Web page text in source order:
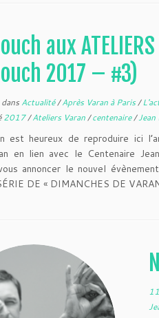
aux
2017 – #3)
Actualité/Après Varan à Paris/
2017/Ateliers Varan/centenaire/Jean
est heureux de reproduire ici
en lien avec le Centenaire
annoncer le nouvel
DE « DIMANCHES DE